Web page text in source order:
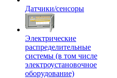
Датчики/сенсоры
Электрические
распределительные
системы (в том числе
электроустановочное
оборудование)